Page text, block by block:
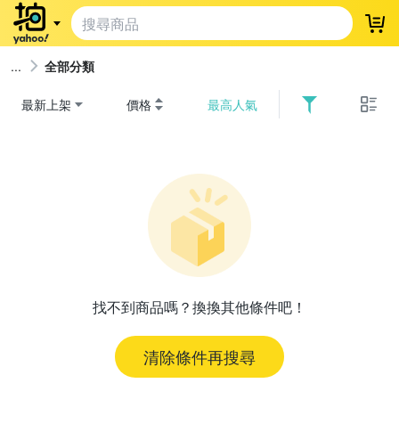
登
全部分類
最新上架 價格 最高人氣
找不到商品嗎？換換其他條件吧！
清除條件再搜尋